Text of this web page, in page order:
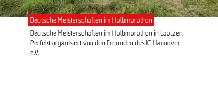
Deutsche Meisterschaften im Halbmarathon
Deutsche Meisterschaften im Halbmarathon in Laatzen.
Perfekt organisiert von den Freunden des IC Hannover
e.V.